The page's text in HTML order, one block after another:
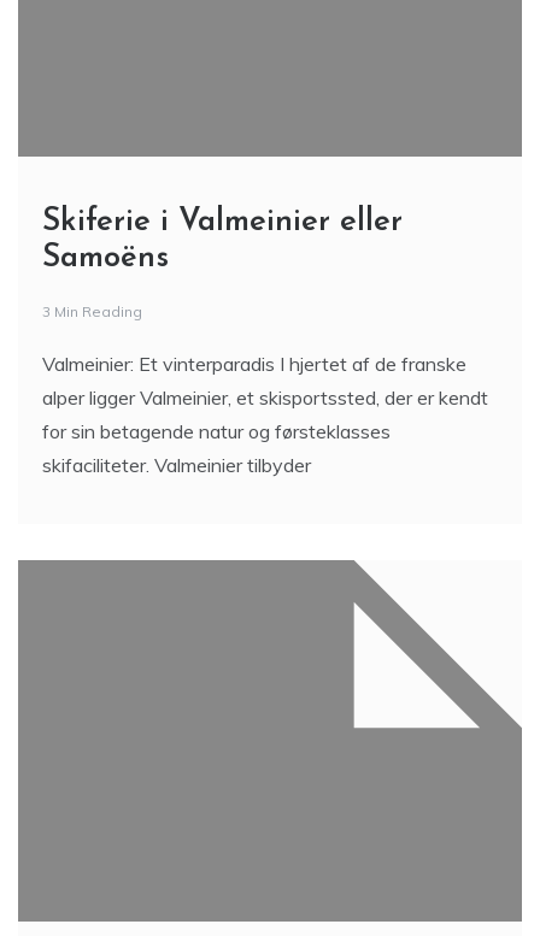
Skiferie i Valmeinier eller
Samoëns
3 Min Reading
Valmeinier: Et vinterparadis I hjertet af de franske
alper ligger Valmeinier, et skisportssted, der er kendt
for sin betagende natur og førsteklasses
skifaciliteter. Valmeinier tilbyder